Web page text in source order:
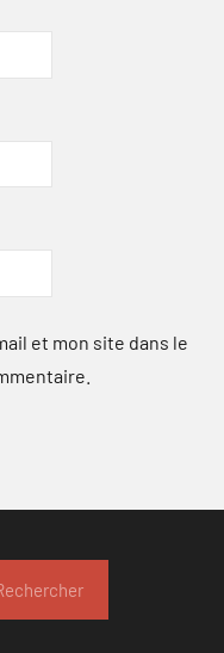
et mon site dans le